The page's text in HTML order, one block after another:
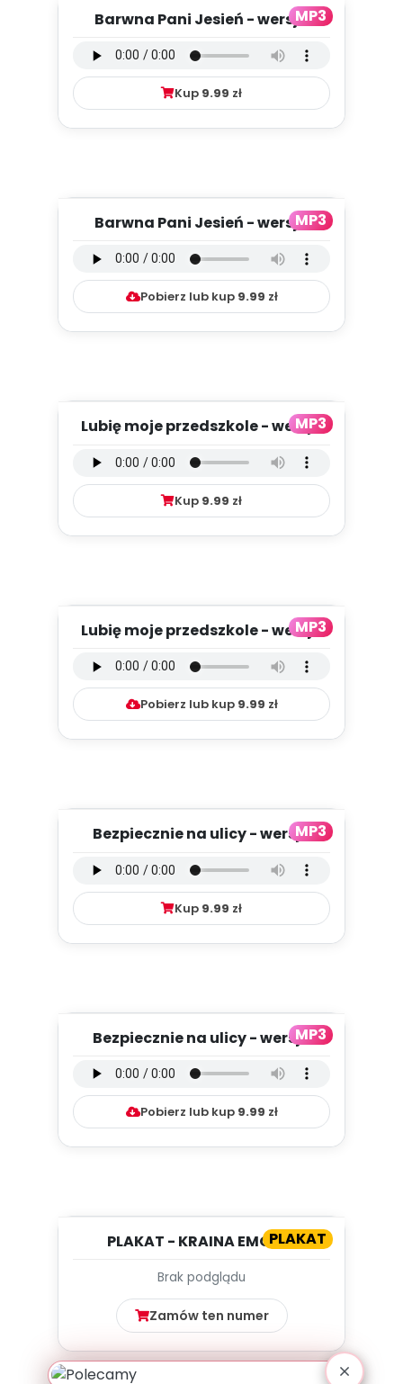
MP3
Barwna Pani Jesień - wersja
Kup 9.99 zł
MP3
Barwna Pani Jesień - wersja
Pobierz lub kup 9.99 zł
MP3
Lubię moje przedszkole - wersja
Kup 9.99 zł
MP3
Lubię moje przedszkole - wersja
Pobierz lub kup 9.99 zł
MP3
Bezpiecznie na ulicy - wersja
Kup 9.99 zł
MP3
Bezpiecznie na ulicy - wersja
Pobierz lub kup 9.99 zł
PLAKAT
PLAKAT - KRAINA EMOCJI
Brak podglądu
Zamów ten numer